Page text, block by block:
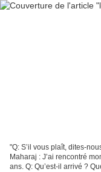
"Q: S’il vous plaît, dites-
Maharaj : J’ai rencontré
ans. Q: Qu’est-il arrivé ?